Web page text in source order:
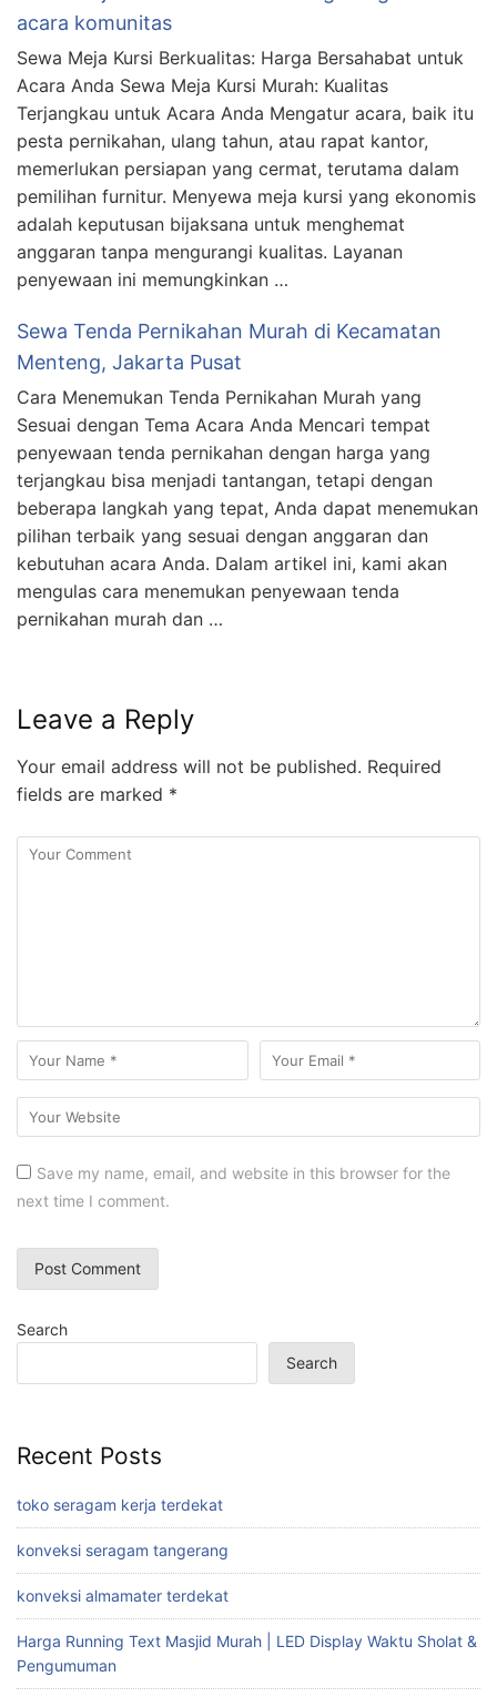
acara komunitas
Sewa Meja Kursi Berkualitas: Harga Bersahabat untuk
Acara Anda Sewa Meja Kursi Murah: Kualitas
Terjangkau untuk Acara Anda Mengatur acara, baik itu
pesta pernikahan, ulang tahun, atau rapat kantor,
memerlukan persiapan yang cermat, terutama dalam
pemilihan furnitur. Menyewa meja kursi yang ekonomis
adalah keputusan bijaksana untuk menghemat
anggaran tanpa mengurangi kualitas. Layanan
penyewaan ini memungkinkan …
Sewa Tenda Pernikahan Murah di Kecamatan
Menteng, Jakarta Pusat
Cara Menemukan Tenda Pernikahan Murah yang
Sesuai dengan Tema Acara Anda Mencari tempat
penyewaan tenda pernikahan dengan harga yang
terjangkau bisa menjadi tantangan, tetapi dengan
beberapa langkah yang tepat, Anda dapat menemukan
pilihan terbaik yang sesuai dengan anggaran dan
kebutuhan acara Anda. Dalam artikel ini, kami akan
mengulas cara menemukan penyewaan tenda
pernikahan murah dan …
Leave a Reply
Your email address will not be published. Required
fields are marked *
Save my name, email, and website in this browser for the
next time I comment.
Search
Search
Recent Posts
toko seragam kerja terdekat
konveksi seragam tangerang
konveksi almamater terdekat
Harga Running Text Masjid Murah | LED Display Waktu Sholat &
Pengumuman